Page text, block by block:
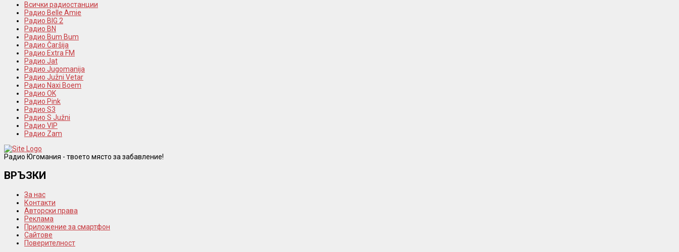
Всички радиостанции
Радио Belle Amie
Радио BIG 2
Радио BN
Радио Bum Bum
Радио Čaršija
Радио Extra FM
Радио Jat
Радио Jugomanija
Радио Južni Vetar
Радио Naxi Boem
Радио OK
Радио Pink
Радио S3
Радио S Južni
Радио VIP
Радио Zam
Радио Югомания - твоето място за забавление!
ВРЪЗКИ
За нас
Контакти
Авторски права
Реклама
Приложение за смартфон
Сайтове
Поверителност